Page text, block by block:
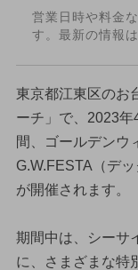
営業日時や料金
す。最新の情報
東京都江東区のお
ーチ」で、2023
間、ゴールデンウ
G.W.FESTA（デ
が開催されます。
期間中は、シーサ
に、さまざまな